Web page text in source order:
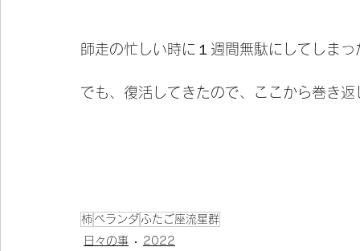
師走の忙しい時に１週間無駄にしてしまっ
でも、復活してきたので、ここから巻き
柿 ベランダ ふたご座流星群
日々の事
2022